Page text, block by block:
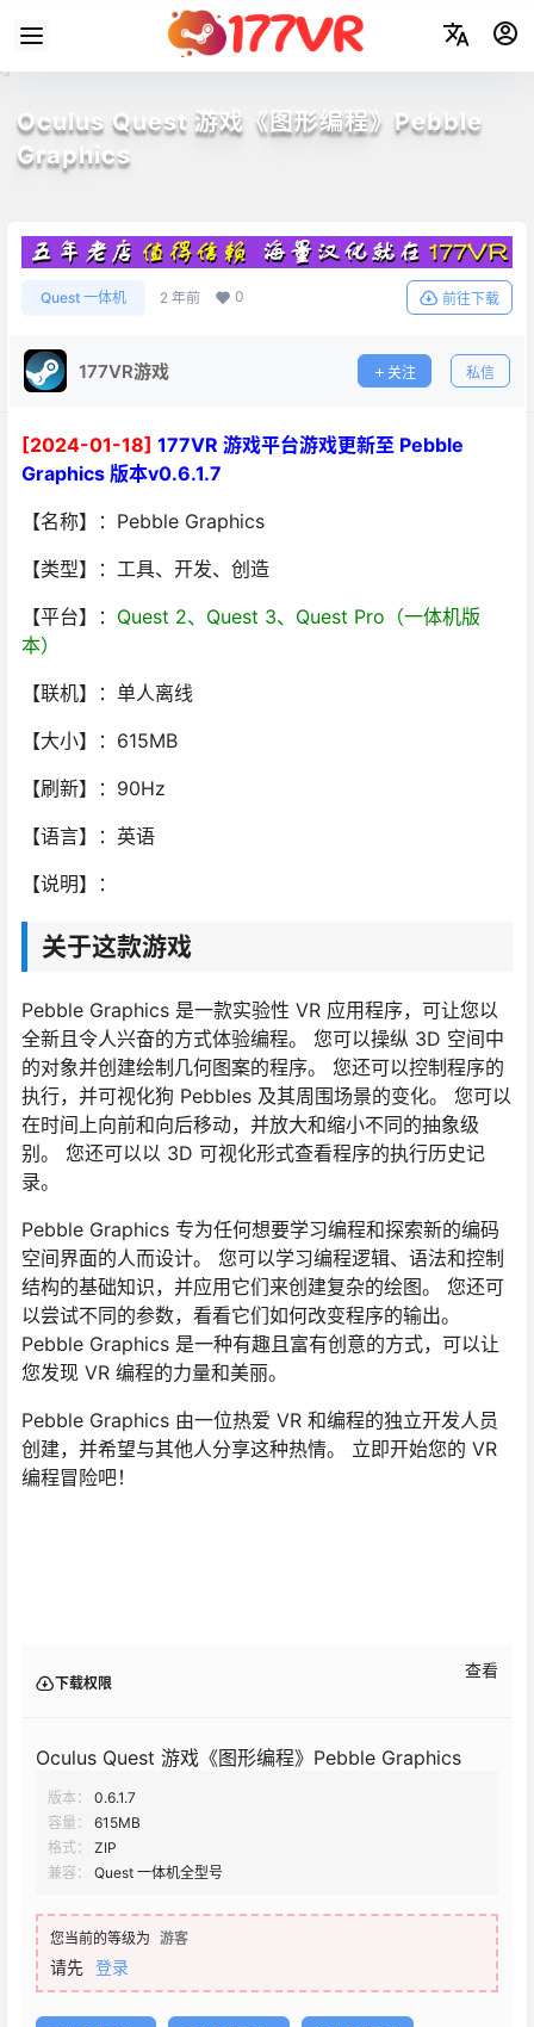
Oculus Quest 游戏《图形编程》Pebble
Graphics
Quest 一体机 2 年前 0 前往下载
177VR游戏 关注 私信
[2024-01-18] 177VR 游戏平台游戏更新至 Pebble
Graphics 版本v0.6.1.7
【名称】：Pebble Graphics
【类型】：工具、开发、创造
【平台】： Quest 2、Quest 3、Quest Pro（一体机版
本）
【联机】：单人离线
【大小】：615MB
【刷新】：90Hz
【语言】：英语
【说明】：
关于这款游戏
Pebble Graphics 是一款实验性 VR 应用程序，可让您以
全新且令人兴奋的方式体验编程。 您可以操纵 3D 空间中
的对象并创建绘制几何图案的程序。 您还可以控制程序的
执行，并可视化狗 Pebbles 及其周围场景的变化。 您可以
在时间上向前和向后移动，并放大和缩小不同的抽象级
别。 您还可以以 3D 可视化形式查看程序的执行历史记
录。
Pebble Graphics 专为任何想要学习编程和探索新的编码
空间界面的人而设计。 您可以学习编程逻辑、语法和控制
结构的基础知识，并应用它们来创建复杂的绘图。 您还可
以尝试不同的参数，看看它们如何改变程序的输出。
Pebble Graphics 是一种有趣且富有创意的方式，可以让
您发现 VR 编程的力量和美丽。
Pebble Graphics 由一位热爱 VR 和编程的独立开发人员
创建，并希望与其他人分享这种热情。 立即开始您的 VR
编程冒险吧！
下载权限
查看
Oculus Quest 游戏《图形编程》Pebble Graphics
版本：
0.6.1.7
容量：
615MB
格式：
ZIP
兼容：
Quest 一体机全型号
您当前的等级为 游客
请先 登录